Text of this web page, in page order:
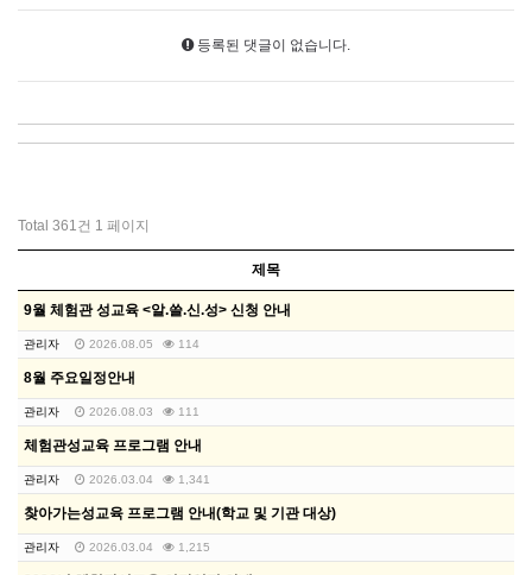
등록된 댓글이 없습니다.
Total 361건 1 페이지
제목
9월 체험관 성교육 <알.쓸.신.성> 신청 안내
관리자 2026.08.05 114
8월 주요일정안내
관리자 2026.08.03 111
체험관성교육 프로그램 안내
관리자 2026.03.04 1,341
찾아가는성교육 프로그램 안내(학교 및 기관 대상)
관리자 2026.03.04 1,215